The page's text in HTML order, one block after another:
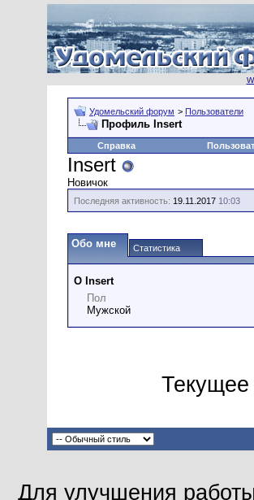
Удомельский форум > Пользователи
Профиль Insert
Справка
Insert
Новичок
Последняя активность: 19.11.2017 10:03
Обо мне Статистика
О Insert
Пол
Мужской
Для улучшения